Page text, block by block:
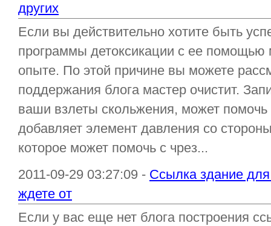
других
Если вы действительно хотите быть
программы детоксикации с ее
опыте. По этой причине вы можете
поддержания блога мастер очистит.
ваши взлеты скольжения, может
добавляет элемент давления со
которое может помочь с чрез...
2011-09-29 03:27:09 - Ссылка здание
ждете от
Если у вас еще нет блога построения